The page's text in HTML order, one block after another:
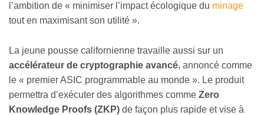
l’ambition de « minimiser l’impact écologique du minage
tout en maximisant son utilité ».
La jeune pousse californienne travaille aussi sur un
accélérateur de cryptographie avancé, annoncé comme
le « premier ASIC programmable au monde ». Le produit
permettra d’exécuter des algorithmes comme Zero
Knowledge Proofs (ZKP) de façon plus rapide et vise à